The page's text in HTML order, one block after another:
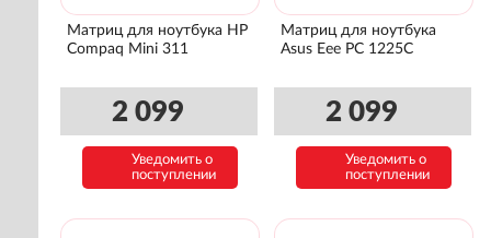
Матриц для ноутбука HP
Compaq Mini 311
2 099
Уведомить о
поступлении
Матриц для ноутбука
Asus Eee PC 1225C
2 099
Уведомить о
поступлении